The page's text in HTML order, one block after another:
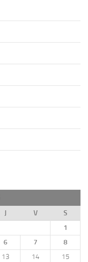
J V
S
1
6 7
8
13 14
15